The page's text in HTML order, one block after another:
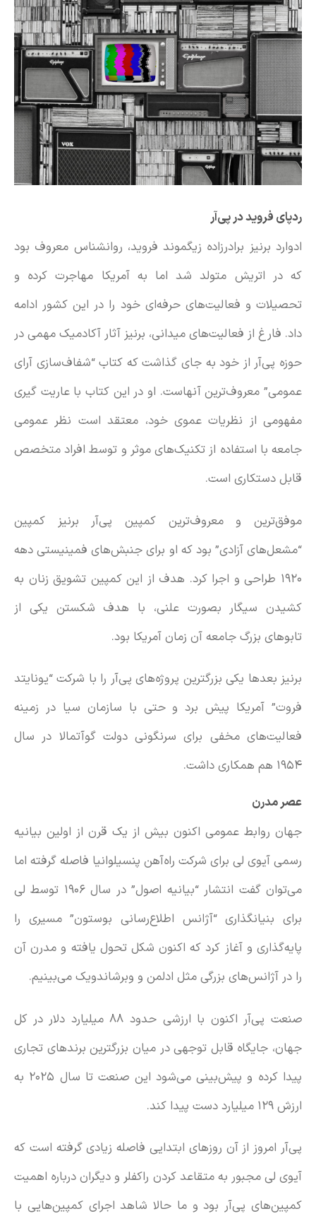
ردپای فروید در پی‌آر
ادوارد برنیز برادرزاده زیگموند فروید، روانشناس معروف بود
که در اتریش متولد شد اما به آمریکا مهاجرت کرده و
تحصیلات و فعالیت‌های حرفه‌ای خود را در این کشور ادامه
داد. فارغ از فعالیت‌های میدانی، برنیز آثار آکادمیک مهمی در
حوزه پی‌آر از خود به جای گذاشت که کتاب “شفاف‌سازی آرای
عمومی” معروف‌ترین آنهاست. او در این کتاب با عاریت گیری
مفهومی از نظریات عموی خود، معتقد است نظر عمومی
جامعه با استفاده از تکنیک‌های موثر و توسط افراد متخصص
قابل دستکاری است.
موفق‌ترین و معروف‌ترین کمپین پی‌آر برنیز کمپین
“مشعل‌های آزادی” بود که او برای جنبش‌های فمینیستی دهه
۱۹۲۰ طراحی و اجرا کرد. هدف از این کمپین تشویق زنان به
کشیدن سیگار بصورت علنی، با هدف شکستن یکی از
تابوهای بزرگ جامعه آن زمان آمریکا بود.
برنیز بعدها یکی بزرگترین پروژه‌های پی‌آر را با شرکت “یونایتد
فروت” آمریکا پیش برد و حتی با سازمان سیا در زمینه
فعالیت‌های مخفی برای سرنگونی دولت گوآتمالا در سال
۱۹۵۴ هم همکاری داشت.
عصر مدرن
جهان روابط عمومی اکنون بیش از یک قرن از اولین بیانیه
رسمی آیوی لی برای شرکت راه‌آهن پنسیلوانیا فاصله گرفته اما
می‌توان گفت انتشار “بیانیه اصول” در سال ۱۹۰۶ توسط لی
برای بنیانگذاری “آژانس اطلاع‌رسانی بوستون” مسیری را
پایه‌گذاری و آغاز کرد که اکنون شکل تحول یافته و مدرن آن
را در آژانس‌های بزرگی مثل ادلمن و وبرشاندویک می‌بینیم.
صنعت پی‌آر اکنون با ارزشی حدود ۸۸ میلیارد دلار در کل
جهان، جایگاه قابل توجهی در میان بزرگترین برندهای تجاری
پیدا کرده و پیش‌بینی می‌شود این صنعت تا سال ۲۰۲۵ به
ارزش ۱۲۹ میلیارد دست پیدا کند.
پی‌آر امروز از آن روزهای ابتدایی فاصله زیادی گرفته است که
آیوی لی مجبور به متقاعد کردن راکفلر و دیگران درباره اهمیت
کمپین‌های پی‌آر بود و ما حالا شاهد اجرای کمپین‌هایی با